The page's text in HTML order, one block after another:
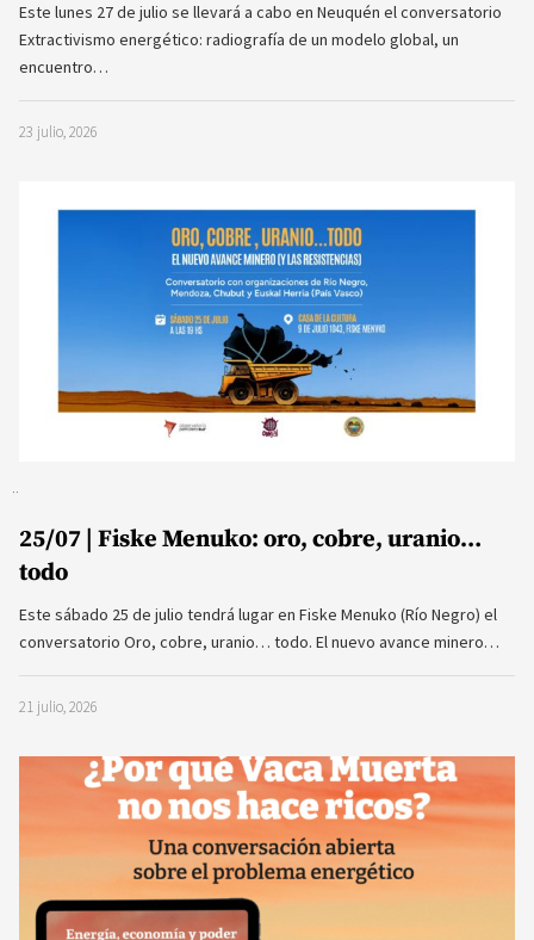
Este lunes 27 de julio se llevará a cabo en Neuquén el conversatorio
Extractivismo energético: radiografía de un modelo global, un
encuentro…
23 julio, 2026
25/07 | Fiske Menuko: oro, cobre, uranio…
todo
Este sábado 25 de julio tendrá lugar en Fiske Menuko (Río Negro) el
conversatorio Oro, cobre, uranio… todo. El nuevo avance minero…
21 julio, 2026